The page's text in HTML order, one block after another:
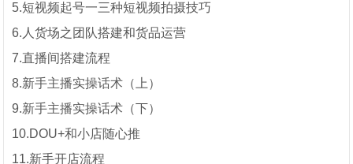
5.短视频起号一三种短视频拍摄技巧
6.人货场之团队搭建和货品运营
7.直播间搭建流程
8.新手主播实操话术（上）
9.新手主播实操话术（下）
10.DOU+和小店随心推
11.新手开店流程